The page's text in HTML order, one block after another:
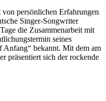
persönlichen Erfahrungen
Singer-Songwriter
die Zusammenarbeit mit
seines
Anfang“ bekannt. Mit dem am
präsentiert sich der rockende